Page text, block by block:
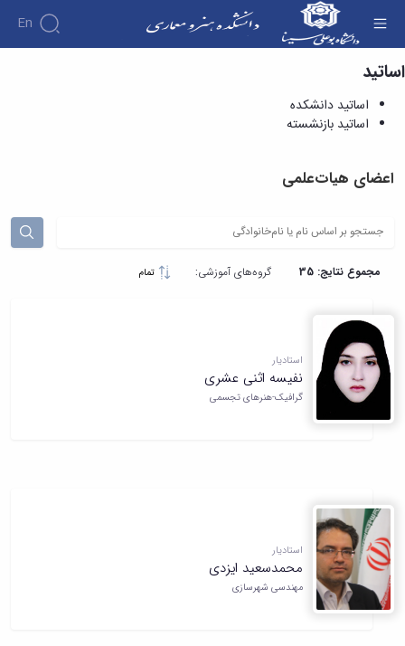
En
اساتید دانشکده - دانشکده هنر و معماری
اساتید
اساتید دانشکده
اساتید بازنشسته
اعضای هیات‌علمی
مجموع نتایج: 35 گروه‌های آموزشی: تمام
استادیار
نفیسه اثنی عشری
گرافیک-هنرهای تجسمی
استادیار
محمدسعید ایزدی
مهندسی شهرسازی